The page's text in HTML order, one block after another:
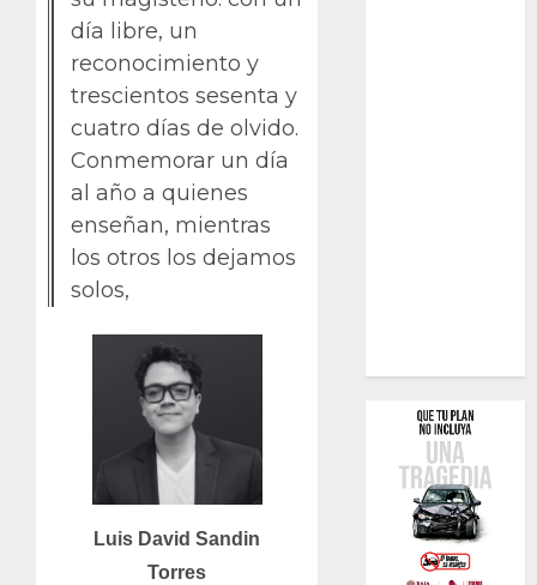
día libre, un
reconocimiento y
trescientos sesenta y
cuatro días de olvido.
Conmemorar un día
al año a quienes
enseñan, mientras
los otros los dejamos
solos,
Luis David Sandin
Torres